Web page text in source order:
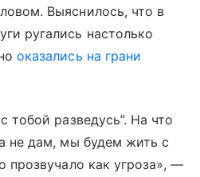
Выяснилось, что в
ругались настолько
оказались на грани
тобой разведусь”. На что
не дам, мы будем жить с
прозвучало как угроза», —